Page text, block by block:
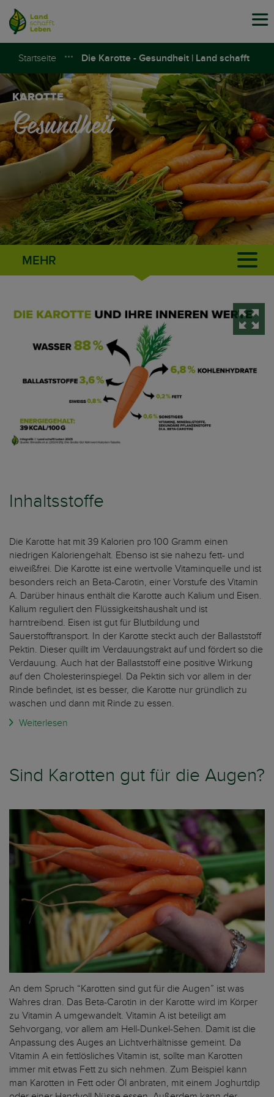
Startseite Die Karotte - Gesundheit | Land schafft
Leben
KAROTTE
Gesundheit
MEHR
Inhaltsstoffe
Die Karotte hat mit 39 Kalorien pro 100 Gramm einen
niedrigen Kaloriengehalt. Ebenso ist sie nahezu fett- und
eiweißfrei. Die Karotte ist eine wertvolle Vitaminquelle und ist
besonders reich an Beta-Carotin, einer Vorstufe des Vitamin
A. Darüber hinaus enthält die Karotte auch Kalium und Eisen.
Kalium reguliert den Flüssigkeitshaushalt und ist
harntreibend. Eisen ist gut für Blutbildung und
Sauerstofftransport. In der Karotte steckt auch der Ballaststoff
Pektin. Dieser quillt im Verdauungstrakt auf und fördert so die
Verdauung. Auch hat der Ballaststoff eine positive Wirkung
auf den Cholesterinspiegel. Da Pektin sich vor allem in der
Rinde befindet, ist es besser, die Karotte nur gründlich zu
waschen und dann mit Rinde zu essen.
Weiterlesen
Sind Karotten gut für die Augen?
An dem Spruch “Karotten sind gut für die Augen” ist was
Wahres dran. Das Beta-Carotin in der Karotte wird im Körper
zu Vitamin A umgewandelt. Vitamin A ist beteiligt am
Sehvorgang, vor allem am Hell-Dunkel-Sehen. Damit ist die
Anpassung des Auges an Lichtverhältnisse gemeint. Da
Vitamin A ein fettlösliches Vitamin ist, sollte man Karotten
immer mit etwas Fett zu sich nehmen. Zum Beispiel kann
man Karotten in Fett oder Öl anbraten, mit einem Joghurtdip